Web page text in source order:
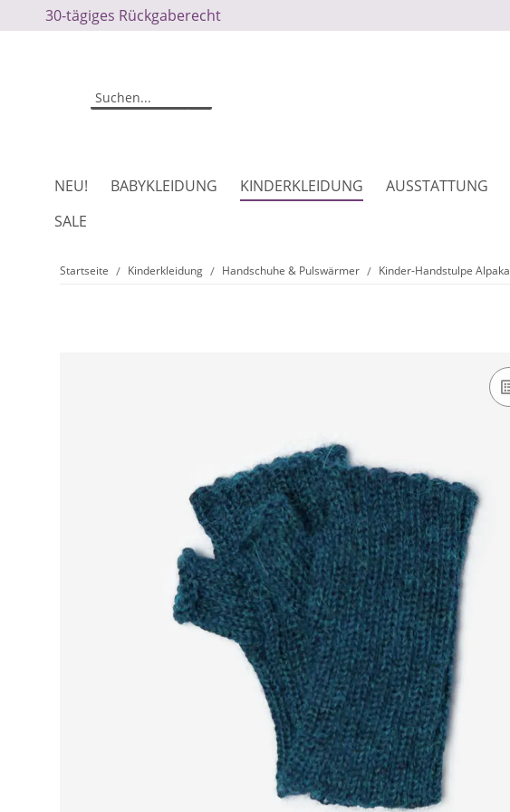
30-tägiges Rückgaberecht
NEU! BABYKLEIDUNG KINDERKLEIDUNG AUSSTATTUNG
SALE
Startseite Kinderkleidung Handschuhe & Pulswärmer Kinder-Handstulpe Alpaka